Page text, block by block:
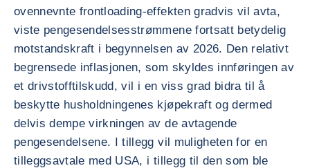
ovennevnte frontloading-effekten gradvis vil avta,
viste pengesendelsesstrømmene fortsatt betydelig
motstandskraft i begynnelsen av 2026. Den relativt
begrensede inflasjonen, som skyldes innføringen av
et drivstofftilskudd, vil i en viss grad bidra til å
beskytte husholdningenes kjøpekraft og dermed
delvis dempe virkningen av de avtagende
pengesendelsene. I tillegg vil muligheten for en
tilleggsavtale med USA, i tillegg til den som ble